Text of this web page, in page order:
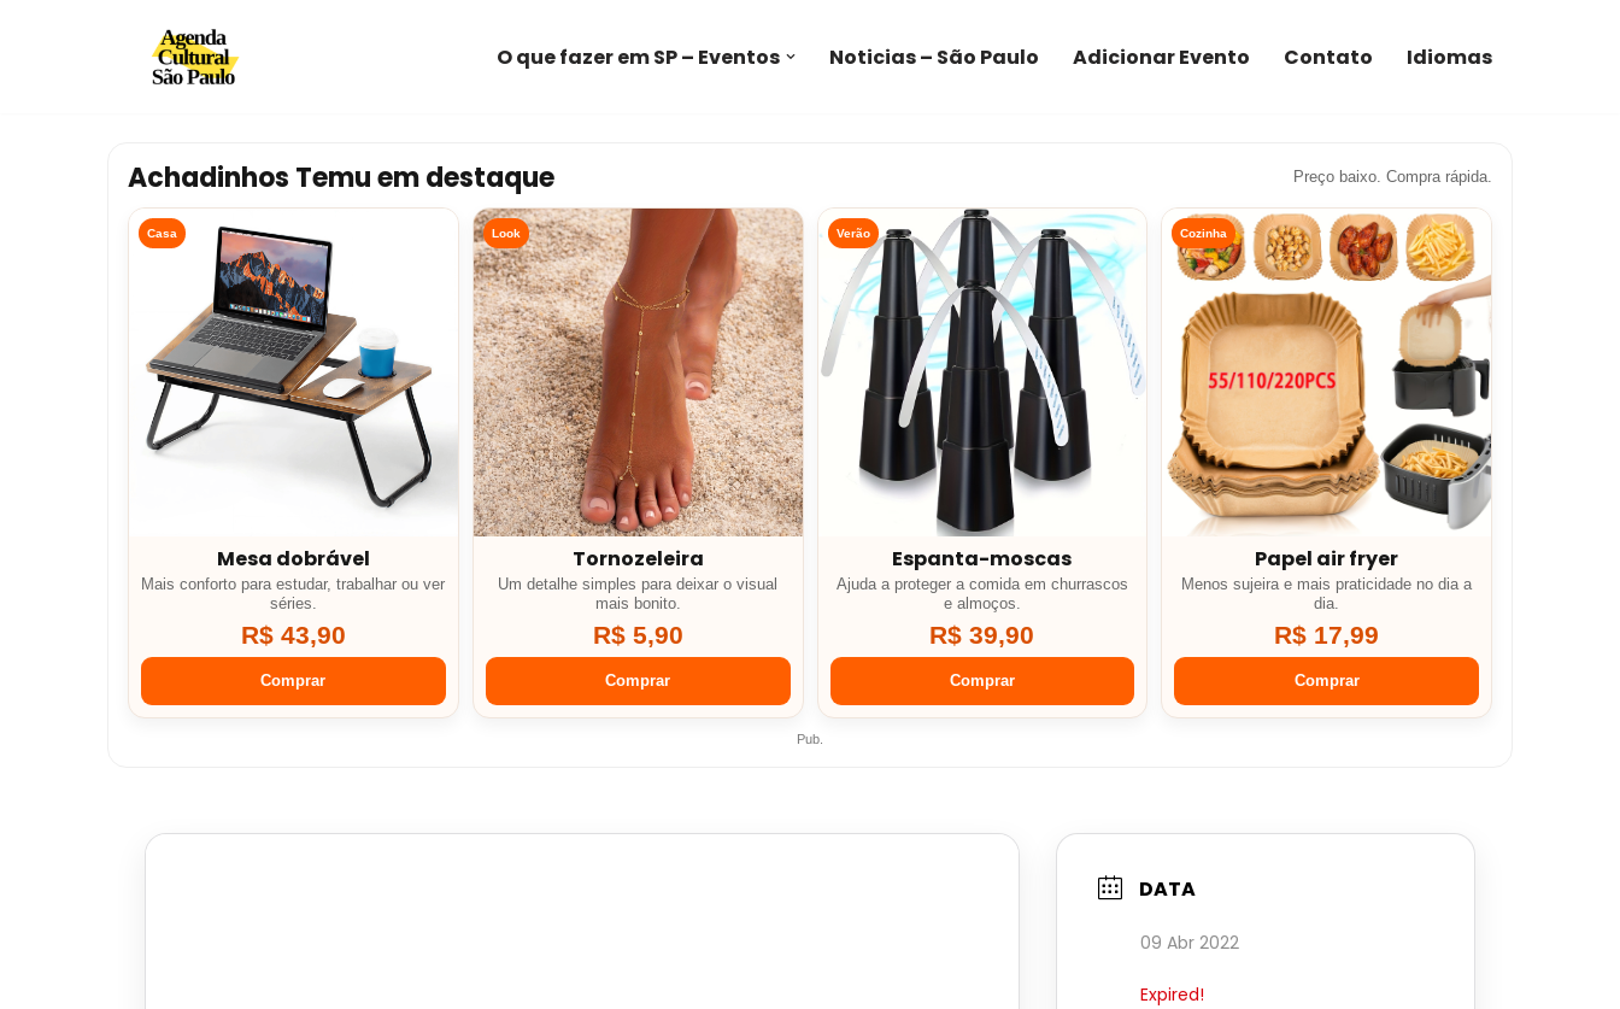
O que fazer em SP – Eventos Noticias – São Paulo Adicionar Evento Contato Idiomas
Achadinhos Temu em destaque Preço baixo. Compra rápida.
Casa
Mesa dobrável
Mais conforto para estudar, trabalhar ou ver
séries.
R$ 43,90
Comprar
Look
Tornozeleira
Um detalhe simples para deixar o visual
mais bonito.
R$ 5,90
Comprar
Verão
Espanta-moscas
Ajuda a proteger a comida em churrascos
e almoços.
R$ 39,90
Comprar
Cozinha
Papel air fryer
Menos sujeira e mais praticidade no dia a
dia.
R$ 17,99
Comprar
Pub.
DATA
09 Abr 2022
Expired!